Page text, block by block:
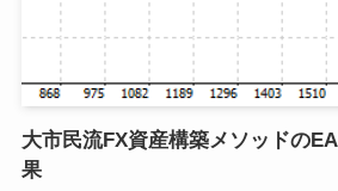
大市民流FX資産構築メソッドの
果